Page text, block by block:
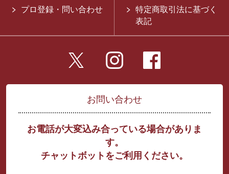
プロ登録・問い合わせ
特定商取引法に基づく
表記
お問い合わせ
お電話が大変込み合っている場合がありま
す。
チャットボットをご利用ください。